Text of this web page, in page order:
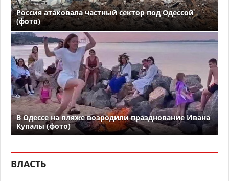
Россия атаковала частный сектор под Одессой
(фото)
В Одессе на пляже возродили празднование Ивана
Купалы (фото)
ВЛАСТЬ